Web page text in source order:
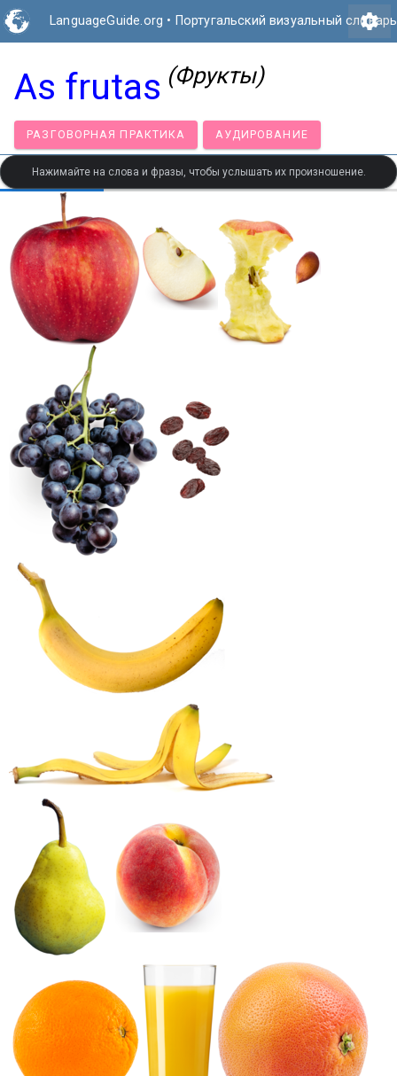
LanguageGuide.org • Португальский визуальный словарь
settings
As frutas (Фрукты)
РАЗГОВОРНАЯ ПРАКТИКА АУДИРОВАНИЕ
Нажимайте на слова и фразы, чтобы услышать их произношение.